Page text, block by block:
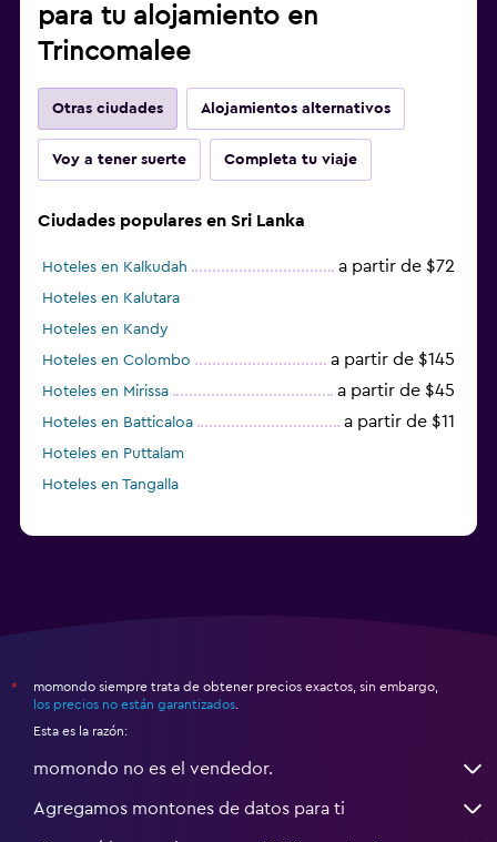
para tu alojamiento en
Trincomalee
Otras ciudades Alojamientos alternativos
Voy a tener suerte Completa tu viaje
Ciudades populares en Sri Lanka
Hoteles en Kalkudah a partir de $72
Hoteles en Kalutara
Hoteles en Kandy
Hoteles en Colombo
a partir de $145
Hoteles en Mirissa a partir de $45
Hoteles en Batticaloa a partir de $11
Hoteles en Puttalam
Hoteles en Tangalla
*
momondo siempre trata de obtener precios exactos, sin embargo,
los precios no están garantizados
Esta es la razón:
momondo no es el vendedor.
Agregamos montones de datos para ti